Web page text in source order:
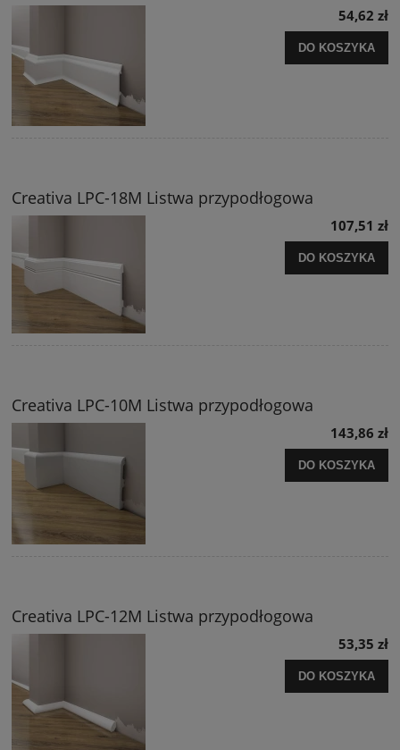
54,62 zł
DO KOSZYKA
Creativa LPC-18M Listwa przypodłogowa
107,51 zł
DO KOSZYKA
Creativa LPC-10M Listwa przypodłogowa
143,86 zł
DO KOSZYKA
Creativa LPC-12M Listwa przypodłogowa
53,35 zł
DO KOSZYKA